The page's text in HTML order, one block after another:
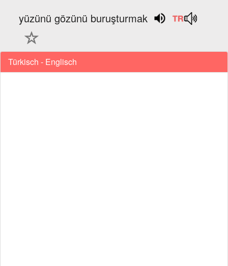
yüzünü gözünü buruşturmak
Türkisch - Englisch